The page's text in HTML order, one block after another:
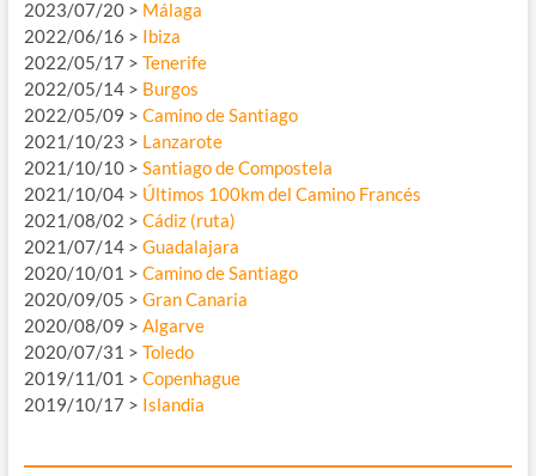
2023/07/20 > Málaga
2022/06/16 > Ibiza
2022/05/17 > Tenerife
2022/05/14 > Burgos
2022/05/09 > Camino de Santiago
2021/10/23 > Lanzarote
2021/10/10 > Santiago de Compostela
2021/10/04 > Últimos 100km del Camino Francés
2021/08/02 > Cádiz (ruta)
2021/07/14 > Guadalajara
2020/10/01 > Camino de Santiago
2020/09/05 > Gran Canaria
2020/08/09 > Algarve
2020/07/31 > Toledo
2019/11/01 > Copenhague
2019/10/17 > Islandia